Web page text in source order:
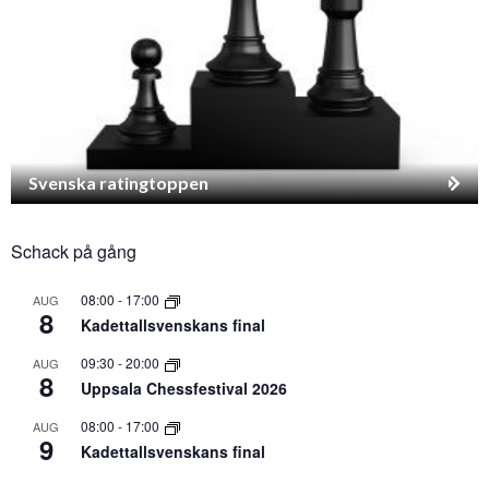
Svenska ratingtoppen
Schack på gång
AUG
8
08:00 - 17:00
Kadettallsvenskans final
AUG
8
09:30 -20:00
Uppsala Chessfestival 2026
AUG
9
08:00 - 17:00
Kadettallsvenskans final